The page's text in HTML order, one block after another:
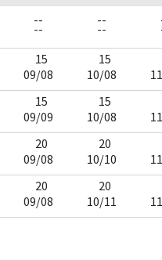
--
--
--
--
15
09/08
15
10/08
15
09/09
15
10/08
20
09/08
20
10/10
20
09/08
20
10/11